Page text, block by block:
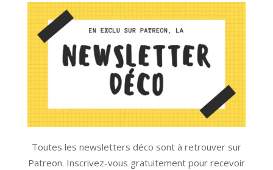
Toutes les newsletters déco sont à retrouver sur
Patreon. Inscrivez-vous gratuitement pour recevoir